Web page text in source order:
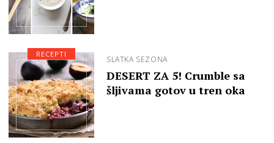
SLATKA SEZONA
DESERT ZA 5! Crumble sa
šljivama gotov u tren oka
RECEPTI